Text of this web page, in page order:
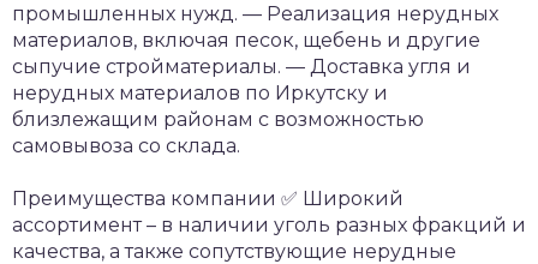
промышленных нужд. — Реализация нерудных
материалов, включая песок, щебень и другие
сыпучие стройматериалы. — Доставка угля и
нерудных материалов по Иркутску и
близлежащим районам с возможностью
самовывоза со склада.
Преимущества компании ✅ Широкий
ассортимент – в наличии уголь разных фракций и
качества, а также сопутствующие нерудные